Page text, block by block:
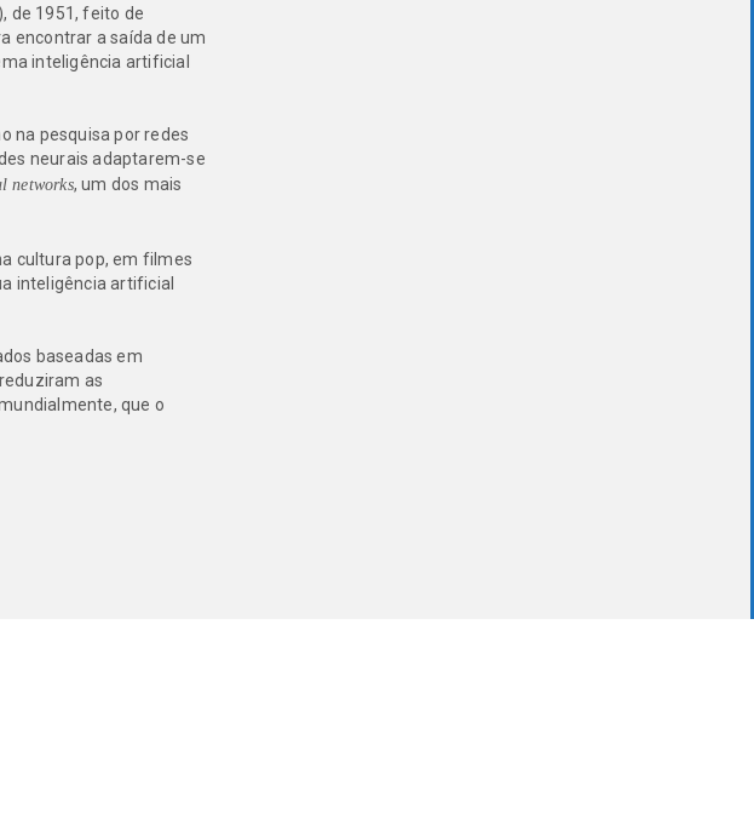
de 1951, feito de
encontrar a saída de um
inteligência artificial
na pesquisa por redes
neurais adaptarem-se
networks, um dos mais
cultura pop, em filmes
inteligência artificial
baseadas em
as
que o